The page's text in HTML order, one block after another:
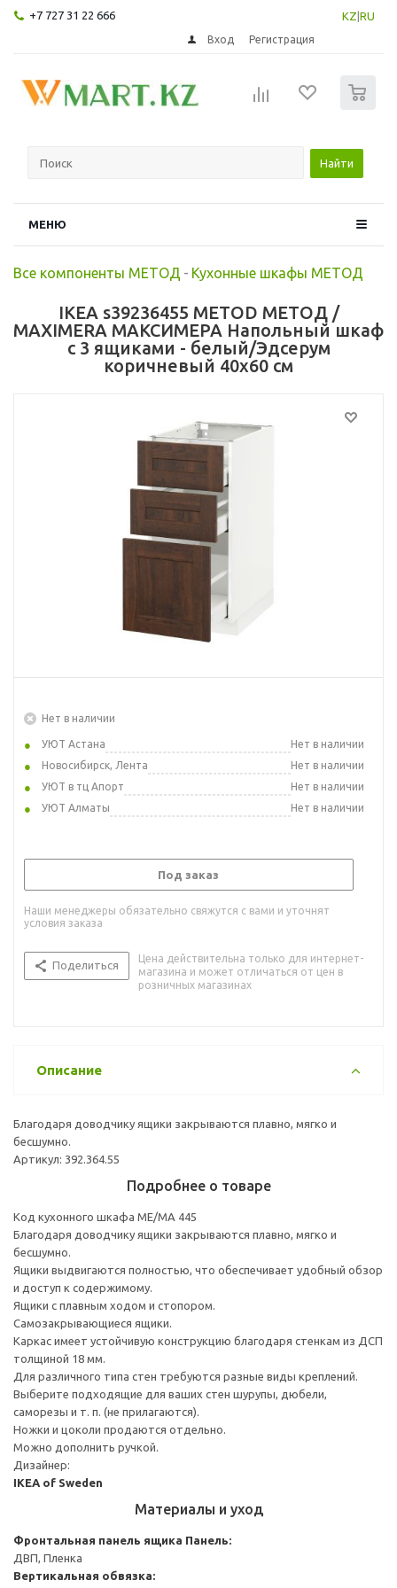
+7 727 31 22 666 KZ RU
Вход Регистрация
Найти
МЕНЮ
Все компоненты МЕТОД - Кухонные шкафы МЕТОД
IKEA s39236455 METOD МЕТОД /
MAXIMERA МАКСИМЕРА Напольный шкаф
с 3 ящиками - белый/Эдсерум
коричневый 40x60 см
Нет в наличии
УЮТ Астана
Нет в наличии
Новосибирск, Лента
Нет в наличии
УЮТ в тц Апорт
Нет в наличии
УЮТ Алматы
Нет в наличии
Под заказ
Наши менеджеры обязательно свяжутся с вами и уточнят
условия заказа
Поделиться
Цена действительна только для интернет-
магазина и может отличаться от цен в
розничных магазинах
Описание
Благодаря доводчику ящики закрываются плавно, мягко и
бесшумно.
Артикул: 392.364.55
Подробнее о товаре
Код кухонного шкафа ME/MA 445
Благодаря доводчику ящики закрываются плавно, мягко и
бесшумно.
Ящики выдвигаются полностью, что обеспечивает удобный обзор
и доступ к содержимому.
Ящики с плавным ходом и стопором.
Самозакрывающиеся ящики.
Каркас имеет устойчивую конструкцию благодаря стенкам из ДСП
толщиной 18 мм.
Для различного типа стен требуются разные виды креплений.
Выберите подходящие для ваших стен шурупы, дюбели,
саморезы и т. п. (не прилагаются).
Ножки и цоколи продаются отдельно.
Можно дополнить ручкой.
Дизайнер:
IKEA of Sweden
Материалы и уход
Фронтальная панель ящика Панель:
ДВП, Пленка
Вертикальная обвязка: